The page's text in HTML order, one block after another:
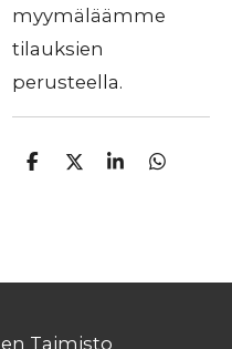
myymäläämme
tilauksien
perusteella.
J
J
J
J
Taimisto